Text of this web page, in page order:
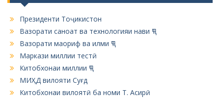
o
n
Президенти Тоҷикистон
Вазорати саноат ва технологияи нави ҶТ
Вазорати маориф ва илми ҶТ
Маркази миллии тестӣ
Китобхонаи миллии ҶТ
МИҲД вилояти Суғд
Китобхонаи вилоятӣ ба номи Т. Асирӣ